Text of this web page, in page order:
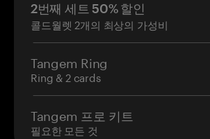
2번째 세트 50% 할인
콜드월렛 2개의 최상의 가성비
Tangem Ring
Ring & 2 cards
Tangem 프로 키트
필요한 모든 것